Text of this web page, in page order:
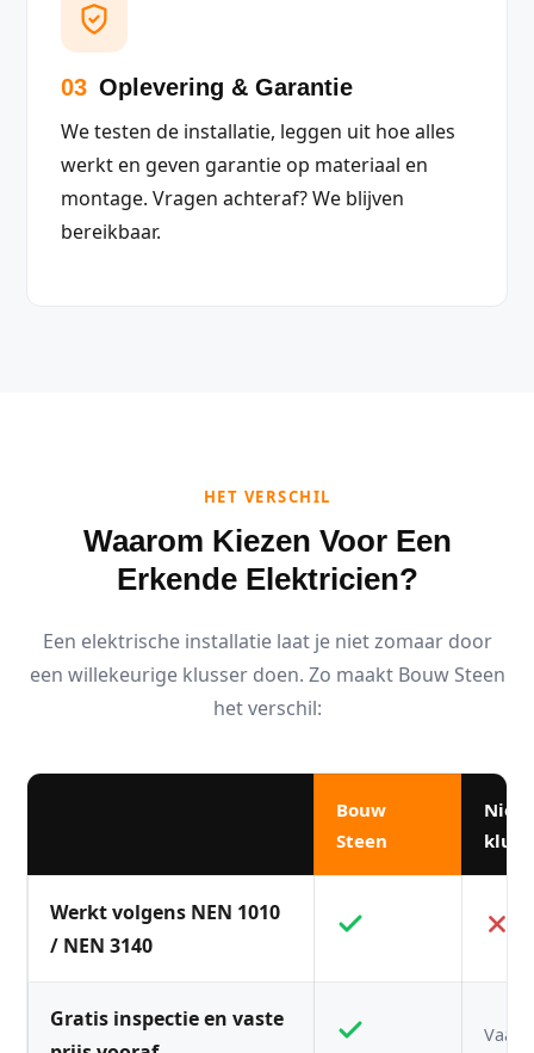
03 Oplevering & Garantie
We testen de installatie, leggen uit hoe alles
werkt en geven garantie op materiaal en
montage. Vragen achteraf? We blijven
bereikbaar.
HET VERSCHIL
Waarom Kiezen Voor Een
Erkende Elektricien?
Een elektrische installatie laat je niet zomaar door
een willekeurige klusser doen. Zo maakt Bouw Steen
het verschil:
Bouw
Steen
Niet-
Werkt volgens NEN 1010
/ NEN 3140
Gratis inspectie en vaste
Vaak